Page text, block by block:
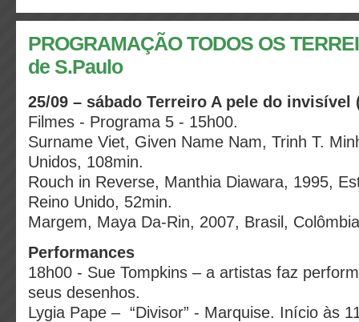
PROGRAMAÇÃO TODOS OS
de S.Paulo
25/09 – sábado Terreiro A pele do invisível
Filmes - Programa 5 - 15h00.
Surname Viet, Given Name Nam, Trinh T.
Unidos, 108min.
Rouch in Reverse, Manthia Diawara, 1995,
Reino Unido, 52min.
Margem, Maya Da-Rin, 2007, Brasil,
Performances
18h00 - Sue Tompkins – a artistas faz
seus desenhos.
Lygia Pape – “Divisor” - Marquise. Início às